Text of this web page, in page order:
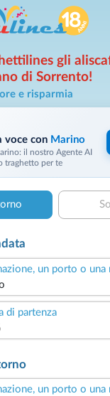
gli
di Sorrento!
e risparmia
voce con Marino
il nostro Agente AI
traghetto per te
un porto o una
di partenza
un porto o una